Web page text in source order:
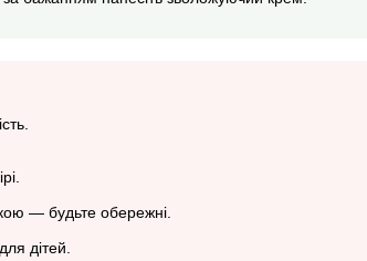
— будьте обережні.
дітей.